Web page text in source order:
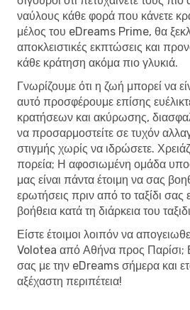
ναύλους κάθε φορά που κάνετε
μέλος του eDreams Prime, θα
αποκλειστικές εκπτώσεις και
κάθε κράτηση ακόμα πιο γλυκιά.
Γνωρίζουμε ότι η ζωή μπορεί να
αυτό προσφέρουμε επίσης
κρατήσεων και ακύρωσης,
να προσαρμοστείτε σε τυχόν
στιγμής χωρίς να ιδρώσετε.
πορεία; Η αφοσιωμένη ομάδα
μας είναι πάντα έτοιμη να σας
ερωτήσεις πριν από το ταξίδι σας
βοήθεια κατά τη διάρκεια του
Είστε έτοιμοι λοιπόν να
Volotea από Αθήνα προς Παρίσι;
σας με την eDreams σήμερα και
αξέχαστη περιπέτεια!